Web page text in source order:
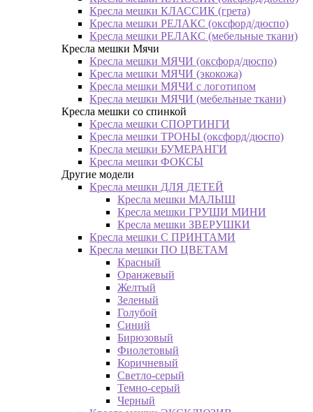
Кресла мешки КЛАССИК (грета)
Креслa мешки РЕЛАКС (оксфорд/дюспо)
Креслa мешки РЕЛАКС (мебельные ткани)
Кресла мешки Мячи
Кресла мешки МЯЧИ (оксфорд/дюспо)
Кресла мешки МЯЧИ (экокожа)
Кресла мешки МЯЧИ с логотипом
Кресла мешки МЯЧИ (мебельные ткани)
Кресла мешки со спинкой
Кресла мешки СПОРТИНГИ
Кресла мешки ТРОНЫ (оксфорд/дюспо)
Кресла мешки БУМЕРАНГИ
Кресла мешки ФОКСЫ
Другие модели
Кресла мешки ДЛЯ ДЕТЕЙ
Кресла мешки МАЛЫШ
Кресла мешки ГРУШИ МИНИ
Кресла мешки ЗВЕРУШКИ
Кресла мешки С ПРИНТАМИ
Кресла мешки ПО ЦВЕТАМ
Красный
Оранжевый
Желтый
Зеленый
Голубой
Синий
Бирюзовый
Фиолетовый
Коричневый
Светло-серый
Темно-серый
Черный